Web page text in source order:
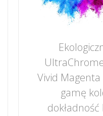
Vivid
gamę